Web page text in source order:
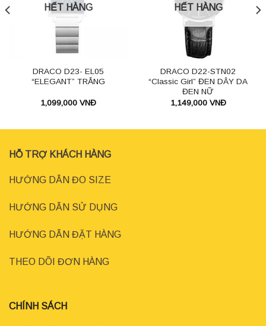
HẾT HÀNG
DRACO D23- EL05
“ELEGANT” TRẮNG
1,099,000VNĐ
HẾT HÀNG
DRACO D22-STN02
“Classic Girl” ĐEN DÂY DA
ĐEN NỮ
1,149,000VNĐ
HỖ TRỢ KHÁCH HÀNG
HƯỚNG DẪN ĐO SIZE
HƯỚNG DẪN SỬ DỤNG
HƯỚNG DẪN ĐẶT HÀNG
THEO DÕI ĐƠN HÀNG
CHÍNH SÁCH